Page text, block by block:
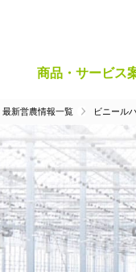
商品・サービス
新営農情報一覧 ビニール